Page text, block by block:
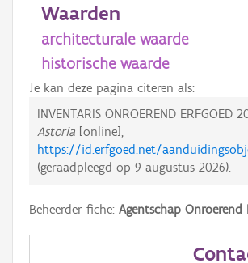
Waarden
architecturale waarde
historische waarde
Je kan deze pagina citeren als:
INVENTARIS ONROEREND ERFGOED
Astoria [online],
https://id.erfgoed.net/
(geraadpleegd op 9 augustus 2026).
Beheerder fiche: Agentschap Onroerend